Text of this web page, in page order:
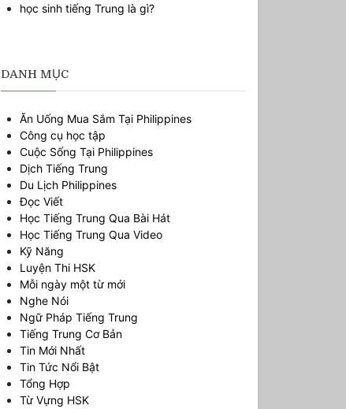
học sinh tiếng Trung là gì?
DANH MỤC
Ăn Uống Mua Sắm Tại Philippines
Công cụ học tập
Cuộc Sống Tại Philippines
Dịch Tiếng Trung
Du Lịch Philippines
Đọc Viết
Học Tiếng Trung Qua Bài Hát
Học Tiếng Trung Qua Video
Kỹ Năng
Luyện Thi HSK
Mỗi ngày một từ mới
Nghe Nói
Ngữ Pháp Tiếng Trung
Tiếng Trung Cơ Bản
Tin Mới Nhất
Tin Tức Nổi Bật
Tổng Hợp
Từ Vựng HSK